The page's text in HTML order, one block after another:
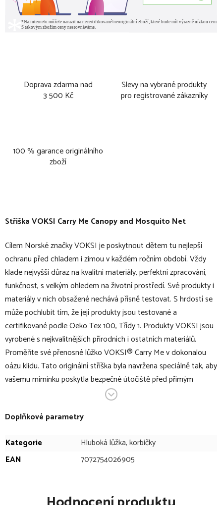
Doprava zdarma nad
3 500 Kč
Slevy na vybrané produkty
pro registrované zákazníky
100 % garance originálního
zboží
Stříška VOKSI Carry Me Canopy and Mosquito Net
Cílem Norské značky VOKSI je poskytnout dětem tu nejlepší
ochranu před chladem i zimou v každém ročním období. Vždy
klade nejvyšší důraz na kvalitní materiály, perfektní zpracování,
funkčnost, s velkým ohledem na životní prostředí. Své produkty i
materiály v nich obsažené nechává přísně testovat. S hrdostí se
může pochlubit tím, že její produkty jsou testované a
certifikované podle Oeko Tex 100, Třídy 1. Produkty VOKSI jsou
vyrobené s nejkvalitnějších přírodních i ostatních materiálů.
Proměňte své přenosné lůžko VOKSI® Carry Me v dokonalou
oázu klidu. Tato originální stříška byla navržena speciálně tak, aby
vašemu miminku poskytla bezpečné útočiště před přímým
sluncem, hmyzem i rušivými podněty z okolí, ať už odpočíváte na
stříška pro přenosné lůžko Carry Me s integrovanou
nyní může miminko v přenosné tašce zůstat déle a je
Doplňkové parametry
Kategorie
Hluboká lůžka, korbičky
EAN
7072754026905